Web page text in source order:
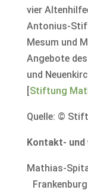
vier
Antonius-
Mesum und
Angebote
und
[Stiftung
Quelle: ©
Kontakt-
Mathias-